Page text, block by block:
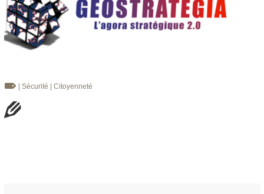
| Sécurité | Citoyenneté